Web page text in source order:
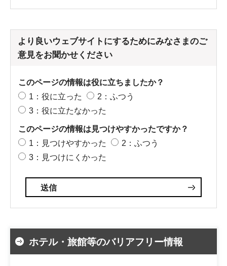
より良いウェブサイトにするためにみなさまのご
意見をお聞かせください
このページの情報は役に立ちましたか？
1：役に立った
2：ふつう
3：役に立たなかった
このページの情報は見つけやすかったですか？
1：見つけやすかった
2：ふつう
3：見つけにくかった
ホテル・旅館等のバリアフリー情報